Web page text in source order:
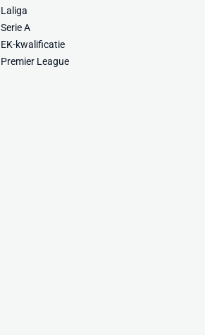
Laliga
Serie A
EK-kwalificatie
Premier League